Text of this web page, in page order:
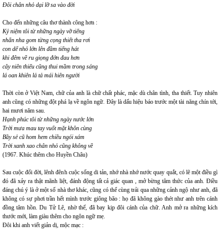
Đôi chân nhỏ dại lỡ sa vào đời
Cho đến những câu thơ thành công hơn :
Kỷ niệm tôi từ những ngày vỡ tiếng
nhẩn nha gom từng cọng thiết tha rơi
con dế nhỏ lớn lên đầm tiếng hát
khi đêm về ru giọng đớn đau hơn
cây niên thiếu cũng thui mầm trong sáng
lá oan khiên lả tả mái hiên người
Thời còn ở Việt Nam, chữ của anh là chữ chất phác, mặc dù chân tình, tha thiết. Tuy nhiên
anh cũng có những đột phá lạ về ngôn ngữ. Đây là dấu hiệu báo trước một tài năng chín tới,
hai mươi năm sau.
Hạnh phúc tôi từ những ngày nước lớn
Trời mưa mau tay vuốt mặt khôn cùng
Bầy sẻ cũ hom hem chiều ngói xám
Trời xanh xao chân nhỏ cũng không về
(1967. Khúc thêm cho Huyền Châu)
Sau cuộc đổi đời, lênh đênh cuộc sống di tản, nhớ nhà nhớ nước quay quắt, có lẽ một điều gì
đó đã xảy ra thật mãnh liệt, đánh động tất cả giác quan , mở bừng tâm thức của anh.Điều
đáng chú ý là ở một số nhà thơ khác, cũng có thể cùng trải qua những cảnh ngộ như anh, đã
không có sự phơi trần hết mình trước giông bão : họ đã không gào thét như anh trên cánh
đồng tâm hồn. Du Tử Lê, nhờ thế, đã bay kịp đôi cánh của chữ. Anh mở ra những kích
thước mới, làm giàu thêm cho ngôn ngữ mẹ.
Đôi khi anh viết giản dị, mộc mạc :